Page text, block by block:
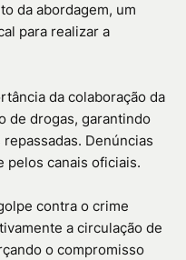
da abordagem, um
para realizar a
da colaboração da
de drogas, garantindo
Denúncias
pelos canais oficiais.
contra o crime
a circulação de
o compromisso